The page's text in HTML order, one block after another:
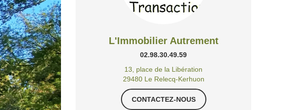
L'Immobilier Autrement
02.98.30.49.59
13, place de la Libération
29480 Le Relecq-Kerhuon
CONTACTEZ-NOUS